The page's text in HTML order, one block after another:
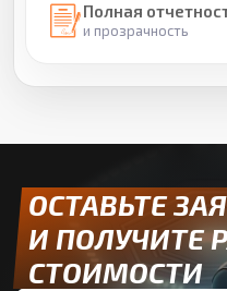
Полная
и прозрачность
ОСТАВЬТЕ
И ПОЛУЧИТЕ
СТОИМОСТИ